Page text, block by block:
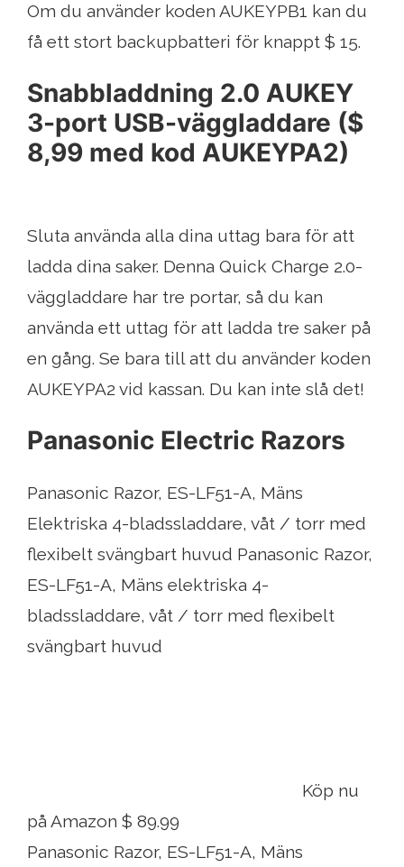
Om du använder koden AUKEYPB1 kan du
få ett stort backupbatteri för knappt $ 15.
Snabbladdning 2.0 AUKEY
3-port USB-väggladdare ($
8,99 med kod AUKEYPA2)
Sluta använda alla dina uttag bara för att
ladda dina saker. Denna Quick Charge 2.0-
väggladdare har tre portar, så du kan
använda ett uttag för att ladda tre saker på
en gång. Se bara till att du använder koden
AUKEYPA2 vid kassan. Du kan inte slå det!
Panasonic Electric Razors
Panasonic Razor, ES-LF51-A, Mäns
Elektriska 4-bladssladdare, våt / torr med
flexibelt svängbart huvud Panasonic Razor,
ES-LF51-A, Mäns elektriska 4-
bladssladdare, våt / torr med flexibelt
svängbart huvud
Köp nu
på Amazon $ 89.99
Panasonic Razor, ES-LF51-A, Mäns